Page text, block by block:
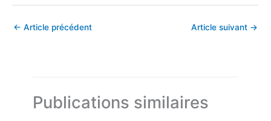
← Article précédent Article suivant →
Publications similaires